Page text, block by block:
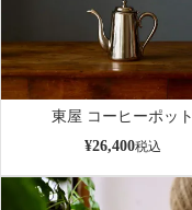
東屋 コーヒーポット
¥26,400税込